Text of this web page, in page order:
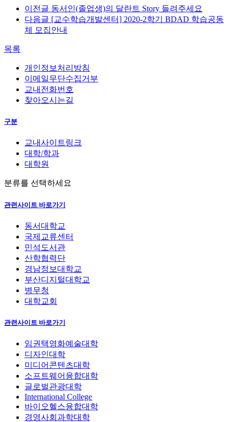
이전글 동서인(졸업생)의 달란트 Story 들려주세요
다음글 [교수학습개발센터] 2020-2학기 BDAD 학습공동
체 모집안내
목록
개인정보처리방침
이메일무단수집거부
교내전화번호
찾아오시는길
구분
교내사이트링크
대학/학과
대학원
분류를 선택하세요
관련사이트 바로가기
동서대학교
국제교류센터
민석도서관
산학협력단
경남정보대학교
부산디지털대학교
병무청
대학교회
관련사이트 바로가기
임권택영화예술대학
디자인대학
미디어콘텐츠대학
소프트웨어융합대학
글로벌관광대학
International College
바이오헬스융합대학
경영사회과학대학